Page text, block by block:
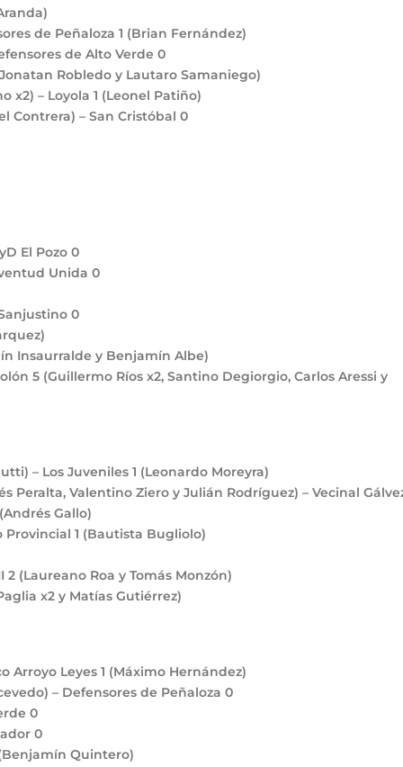
de Peñaloza 1 (Brian Fernández)
de Alto Verde 0
Robledo y Lautaro Samaniego)
x2) – Loyola 1 (Leonel Patiño)
Contrera) – San Cristóbal 0
El Pozo 0
Unida 0
0
Insaurralde y Benjamín Albe)
5 (Guillermo Ríos x2, Santino Degiorgio, Carlos Aressi y
– Los Juveniles 1 (Leonardo Moreyra)
Peralta, Valentino Ziero y Julián Rodríguez) – Vecinal
(Andrés Gallo)
Provincial 1 (Bautista Bugliolo)
2 (Laureano Roa y Tomás Monzón)
x2 y Matías Gutiérrez)
Arroyo Leyes 1 (Máximo Hernández)
– Defensores de Peñaloza 0
0
0
Quintero)